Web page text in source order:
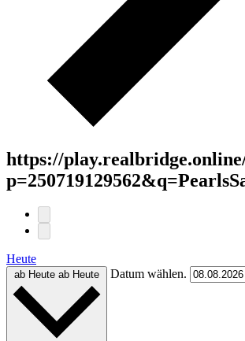
https://
Heute
ab Heute ab Heute Datum wählen.